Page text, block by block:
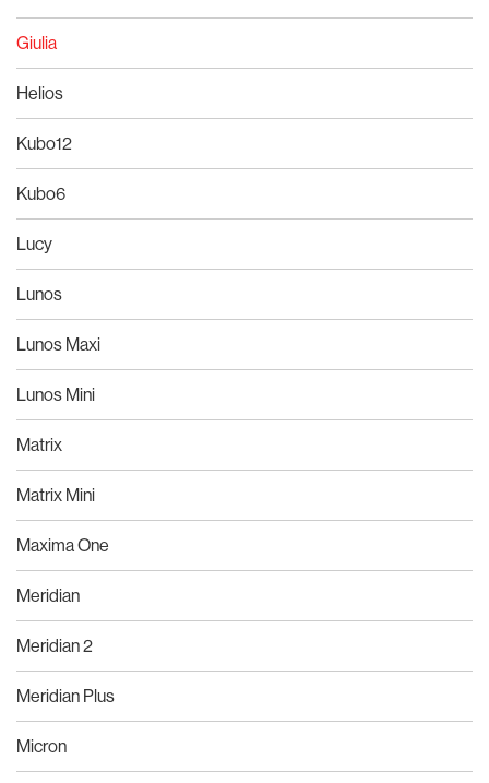
Giulia
Helios
Kubo12
Kubo6
Lucy
Lunos
Lunos Maxi
Lunos Mini
Matrix
Matrix Mini
Maxima One
Meridian
Meridian 2
Meridian Plus
Micron